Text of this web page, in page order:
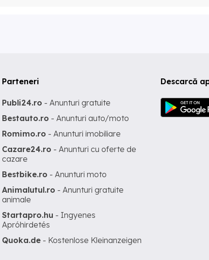
Descarcă
Parteneri
Publi24.ro - Anunturi gratuite
Bestauto.ro - Anunturi auto/moto
Romimo.ro - Anunturi imobiliare
Cazare24.ro - Anunturi cu oferte de
cazare
Bestbike.ro - Anunturi moto
Animalutul.ro - Anunturi gratuite
animale
Startapro.hu - Ingyenes
Apróhirdetés
Quoka.de - Kostenlose Kleinanzeigen